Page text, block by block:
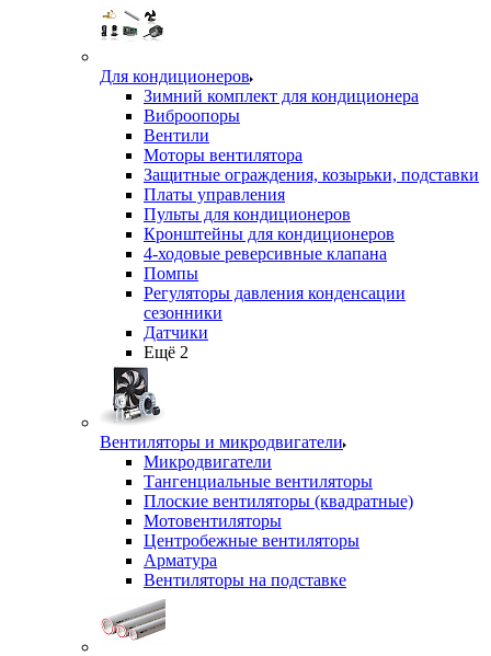
Для кондиционеров
Зимний комплект для кондиционера
Виброопоры
Вентили
Моторы вентилятора
Защитные ограждения, козырьки, подставки
Платы управления
Пульты для кондиционеров
Кронштейны для кондиционеров
4-ходовые реверсивные клапана
Помпы
Регуляторы давления конденсации
сезонники
Датчики
Ещё 2
Вентиляторы и микродвигатели
Микродвигатели
Тангенциальные вентиляторы
Плоские вентиляторы (квадратные)
Мотовентиляторы
Центробежные вентиляторы
Арматура
Вентиляторы на подставке